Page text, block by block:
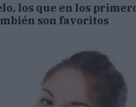
los que en los
son favoritos